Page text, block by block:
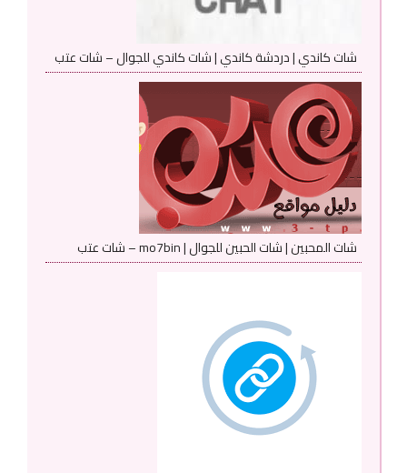
شات كاندي | دردشة كاندي | شات كاندي للجوال – شات عتب
شات المحبين | شات الحبين للجوال | mo7bin – شات عتب